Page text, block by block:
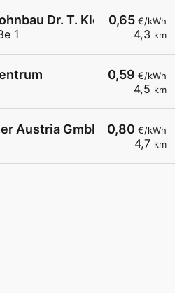
0,65 €/kWh
4,3 km
Dr. T. Klestil. Str.
1
0,59 €/kWh
4,5 km
0,80 €/kWh
4,7 km
Austria GmbH -